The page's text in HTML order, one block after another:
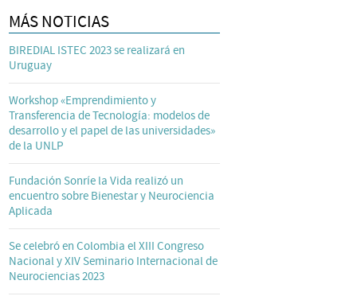
MÁS NOTICIAS
BIREDIAL ISTEC 2023 se realizará en
Uruguay
Workshop «Emprendimiento y
Transferencia de Tecnología: modelos de
desarrollo y el papel de las universidades»
de la UNLP
Fundación Sonríe la Vida realizó un
encuentro sobre Bienestar y Neurociencia
Aplicada
Se celebró en Colombia el XIII Congreso
Nacional y XIV Seminario Internacional de
Neurociencias 2023